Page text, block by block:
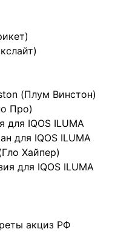
(Плум Винстон)
Про)
для IQOS ILUMA
для IQOS ILUMA
Хайпер)
для IQOS ILUMA
акциз РФ